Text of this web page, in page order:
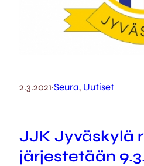
2.3.2021·Seura, Uutiset
JJK Jyväskylä
järjestetään